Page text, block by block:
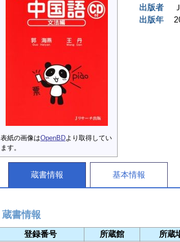
出版者
出版年
表紙の画像はOpenBDより取得してい
ます。
蔵書情報 基本情報
蔵書情報
登録番号 所蔵館 所蔵